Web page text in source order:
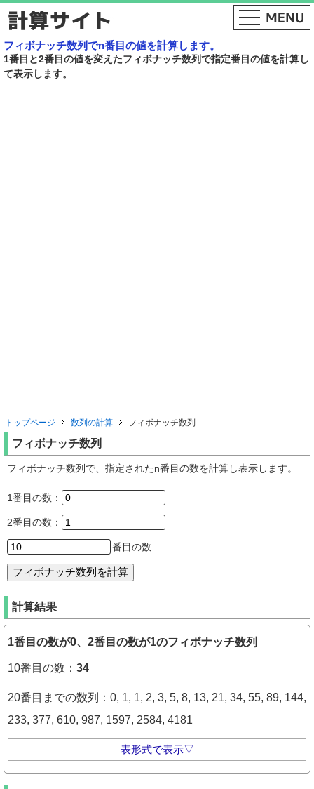
フィボナッチ数列でn番目の値を計算します。
1番目と2番目の値を変えたフィボナッチ数列で指定番目の値を計算し
て表示します。
トップページ 数列の計算 フィボナッチ数列
フィボナッチ数列
フィボナッチ数列で、指定されたn番目の数を計算し表示します。
1番目の数：
2番目の数：
番目の数
計算結果
1番目の数が0、2番目の数が1のフィボナッチ数列
10番目の数： 34
20番目までの数列：0, 1, 1, 2, 3, 5, 8, 13, 21, 34, 55, 89, 144,
233, 377, 610, 987, 1597, 2584, 4181
表形式で表示▽
n番目 値